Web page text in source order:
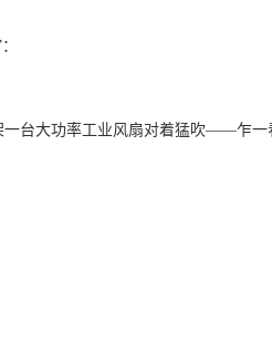
台大功率工业风扇对着猛吹——乍一